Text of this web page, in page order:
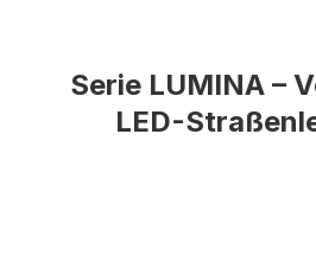
Serie LUMINA –
LED-